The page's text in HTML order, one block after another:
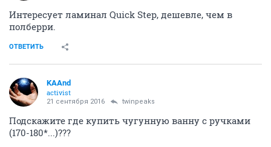
Интересует ламинал Quick Step, дешевле, чем в
полберри.
ОТВЕТИТЬ
KAAnd
activist
21 сентября 2016 twinpeaks
Подскажите где купить чугунную ванну с ручками
(170-180*...)???